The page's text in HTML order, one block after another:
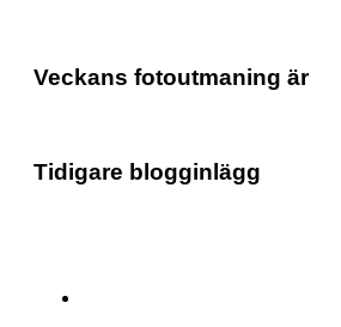
Veckans fotoutmaning är
Tidigare blogginlägg